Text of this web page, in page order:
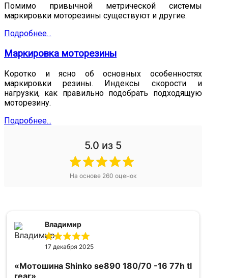
Помимо привычной метрической системы
маркировки моторезины существуют и другие.
Подробнее...
Маркировка моторезины
Коротко и ясно об основных особенностях
маркировки резины. Индексы скорости и
нагрузки, как правильно подобрать подходящую
моторезину.
Подробнее...
5.0 из 5
На основе 260 оценок
Владимир
17 декабря 2025
«Мотошина Shinko se890 180/70 -16 77h tl
rear»